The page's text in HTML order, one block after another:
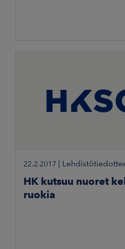
22.2.2017
HK kutsuu nuoret
ruokia